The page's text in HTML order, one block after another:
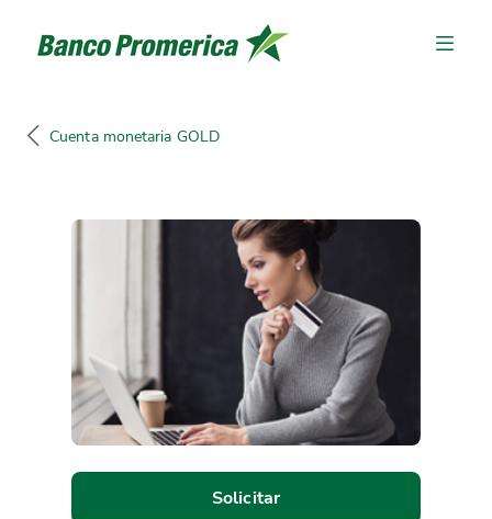
Cuenta monetaria GOLD
Solicitar